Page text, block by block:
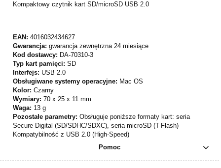
Kompaktowy czytnik kart SD/microSD USB 2.0
EAN: 4016032434627
Gwarancja: gwarancja zewnętrzna 24 miesiące
Kod dostawcy: DA-70310-3
Typ kart pamięci: SD
Interfejs: USB 2.0
Obsługiwane systemy operacyjne: Mac OS
Kolor: Czarny
Wymiary: 70 x 25 x 11 mm
Waga: 13 g
Pozostałe parametry: Obsługuje poniższe formaty kart: seria
Secure Digital (SD/SDHC/SDXC), seria microSD (T-Flash)
Kompatybilność z USB 2.0 (High-Speed)
Pomoc